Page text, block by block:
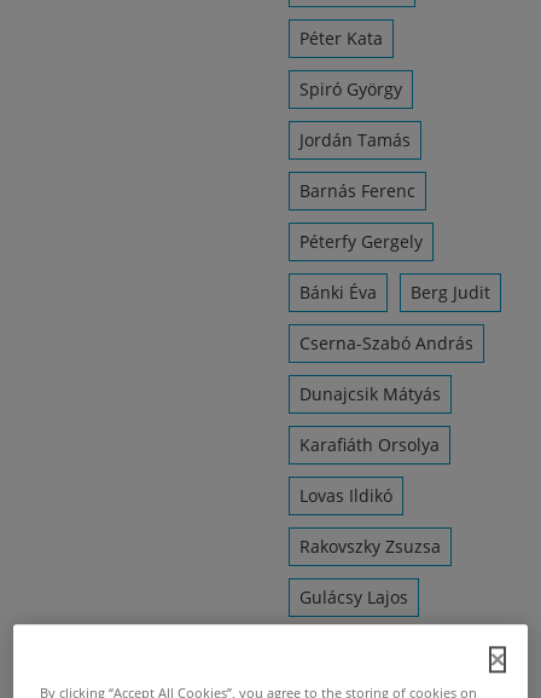
Péter Kata
Spiró György
Jordán Tamás
Barnás Ferenc
Péterfy Gergely
Bánki Éva Berg Judit
Cserna-Szabó András
Dunajcsik Mátyás
Karafiáth Orsolya
Lovas Ildikó
Rakovszky Zsuzsa
Gulácsy Lajos
By clicking “Accept All Cookies”, you agree to the storing of cookies on